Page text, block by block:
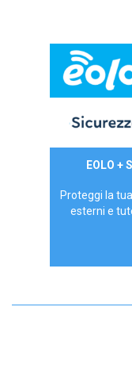
29,90€/mese
EOLO +
Proteggi la
esterni e